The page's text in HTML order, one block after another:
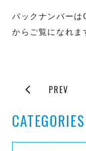
バックナンバーは
からご覧になれま
PREV
CATEGORIES